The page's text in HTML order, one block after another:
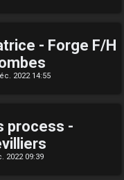
- Forge F/H
2022 14:55
process -
2022 09:39